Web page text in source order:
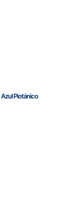
Azul Piotánico